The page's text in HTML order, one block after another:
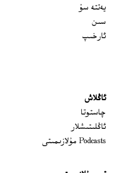
يەتتە سۇ
سىن
ئارخىپ
ئاڭلاش
چاستوتا
ئاڭلىتىشلار
Podcasts مۇلازىمىتى